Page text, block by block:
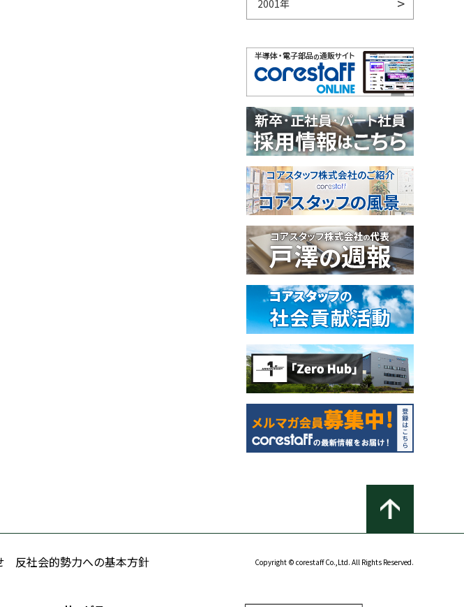
2001年
反社会的勢力への基本方針 Copyright © corestaff Co.,Ltd. All Rights Reserved.